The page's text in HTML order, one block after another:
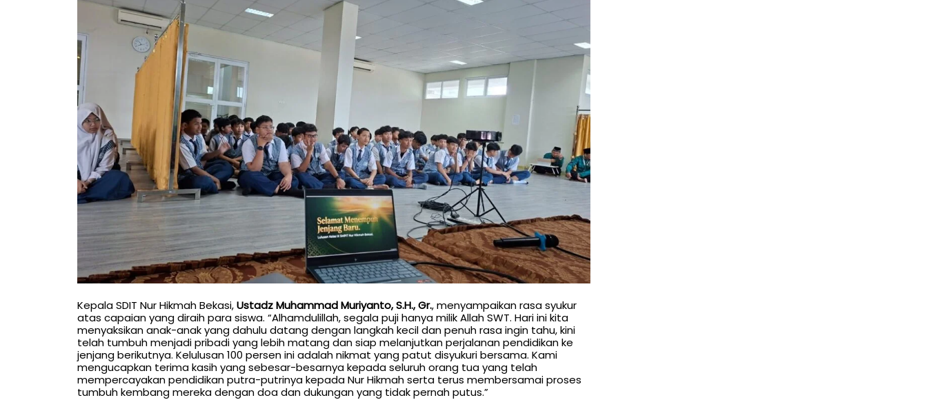
Kepala SDIT Nur Hikmah Bekasi,Ustadz Muhammad Muriyanto, S.H., Gr., menyampaikan rasa syukur
atas capaian yang diraih para siswa. “Alhamdulillah, segala puji hanya milik Allah SWT. Hari ini kita
menyaksikan anak-anak yang dahulu datang dengan langkah kecil dan penuh rasa ingin tahu, kini
telah tumbuh menjadi pribadi yang lebih matang dan siap melanjutkan perjalanan pendidikan ke
jenjang berikutnya. Kelulusan 100 persen ini adalah nikmat yang patut disyukuri bersama. Kami
mengucapkan terima kasih yang sebesar-besarnya kepada seluruh orang tua yang telah
mempercayakan pendidikan putra-putrinya kepada Nur Hikmah serta terus membersamai proses
tumbuh kembang mereka dengan doa dan dukungan yang tidak pernah putus.”